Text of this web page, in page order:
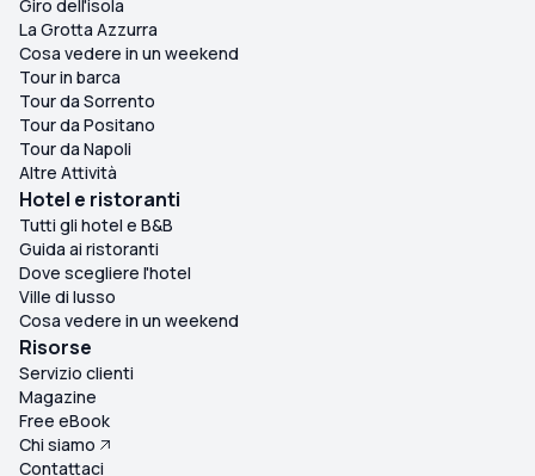
Giro dell'isola
La Grotta Azzurra
Cosa vedere in un weekend
Tour in barca
Tour da Sorrento
Tour da Positano
Tour da Napoli
Altre Attività
Hotel e ristoranti
Tutti gli hotel e B&B
Guida ai ristoranti
Dove scegliere l'hotel
Ville di lusso
Cosa vedere in un weekend
Risorse
Servizio clienti
Magazine
Free eBook
Chi siamo
Contattaci